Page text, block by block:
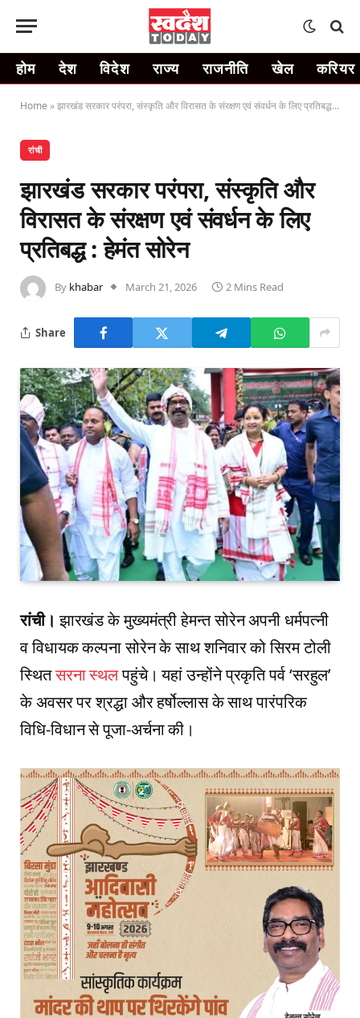
होम देश विदेश राज्य राजनीति खेल करियर
Home »झारखंड सरकार परंपरा, संस्कृति और विरासत के संरक्षण एवं संवर्धन के लिए प्रतिबद्ध : हेमंत सोरेन
रांची
झारखंड सरकार परंपरा, संस्कृति और
विरासत के संरक्षण एवं संवर्धन के लिए
प्रतिबद्ध : हेमंत सोरेन
By khabar March 21, 2026 2 Mins Read
Share
रांची। झारखंड के मुख्यमंत्री हेमन्त सोरेन अपनी धर्मपत्नी
व विधायक कल्पना सोरेन के साथ शनिवार को सिरम टोली
स्थितसरना स्थलपहुंचे। यहां उन्होंने प्रकृति पर्व ‘सरहुल’
के अवसर पर श्रद्धा और हर्षोल्लास के साथ पारंपरिक
विधि-विधान से पूजा-अर्चना की।